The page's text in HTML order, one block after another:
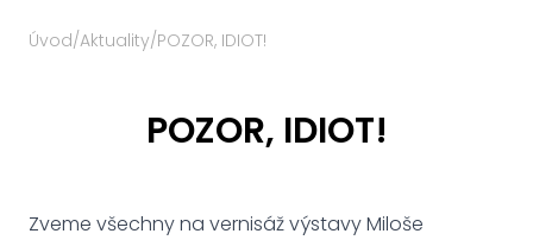
Úvod/Aktuality/POZOR, IDIOT!
POZOR, IDIOT!
Zveme všechny na vernisáž výstavy Miloše